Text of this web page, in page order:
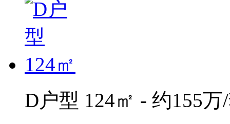
D户型 124㎡ - 约155万